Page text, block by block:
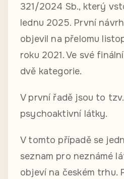
321/2024 Sb., který
lednu 2025. První
objevil na přelomu
roku 2021. Ve své
dvě kategorie.
V první řadě jsou to
psychoaktivní látky.
V tomto případě se
seznam pro neznámé
objeví na českém trhu.